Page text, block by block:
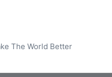
The World Better